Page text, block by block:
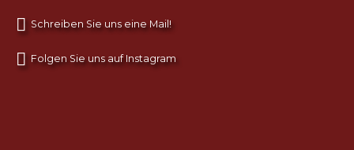
Schreiben Sie uns eine Mail!
Folgen Sie uns auf Instagram